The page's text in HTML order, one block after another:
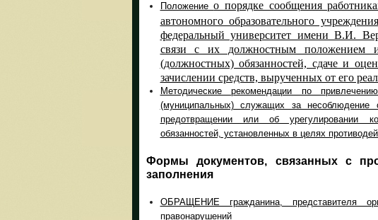
Положениео порядке сообщения
автономного образовательного
федеральный университет имени В.И.
связи с их должностным положением
(должностных) обязанностей, сдаче и
зачислении средств, вырученных от его
Методические рекомендации по
(муниципальных) служащих за несоблюдение
предотвращении или об урегулировании
обязанностей, установленных в целях
Формы документов, связанных с
заполнения
ОБРАЩЕНИЕ гражданина, представителя
правонарушений